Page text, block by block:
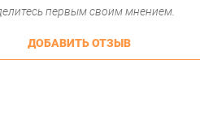
первым своим мнением.
ДОБАВИТЬ ОТЗЫВ